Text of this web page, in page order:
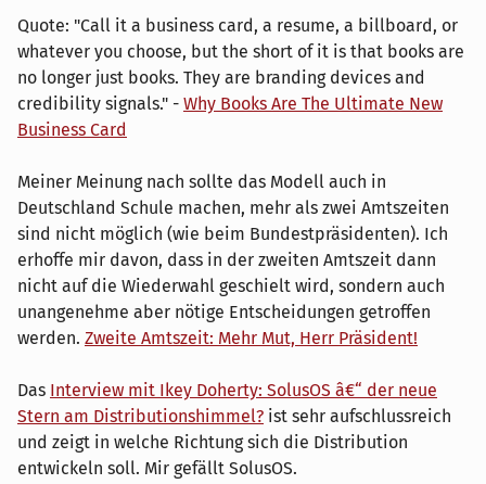
Quote: "Call it a business card, a resume, a billboard, or
whatever you choose, but the short of it is that books are
no longer just books. They are branding devices and
credibility signals." - Why Books Are The Ultimate New
Business Card
Meiner Meinung nach sollte das Modell auch in
Deutschland Schule machen, mehr als zwei Amtszeiten
sind nicht möglich (wie beim Bundestpräsidenten). Ich
erhoffe mir davon, dass in der zweiten Amtszeit dann
nicht auf die Wiederwahl geschielt wird, sondern auch
unangenehme aber nötige Entscheidungen getroffen
werden. Zweite Amtszeit: Mehr Mut, Herr Präsident!
Das Interview mit Ikey Doherty: SolusOS â€“ der neue
Stern am Distributionshimmel? ist sehr aufschlussreich
und zeigt in welche Richtung sich die Distribution
entwickeln soll. Mir gefällt SolusOS.